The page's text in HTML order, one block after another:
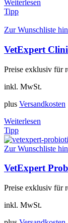
Weiterlesen
Tipp
Zur Wunschliste
VetExpert
Preise exklusiv für
inkl. MwSt.
plus Versandkosten
Weiterlesen
Tipp
Zur Wunschliste
VetExpert
Preise exklusiv für
inkl. MwSt.